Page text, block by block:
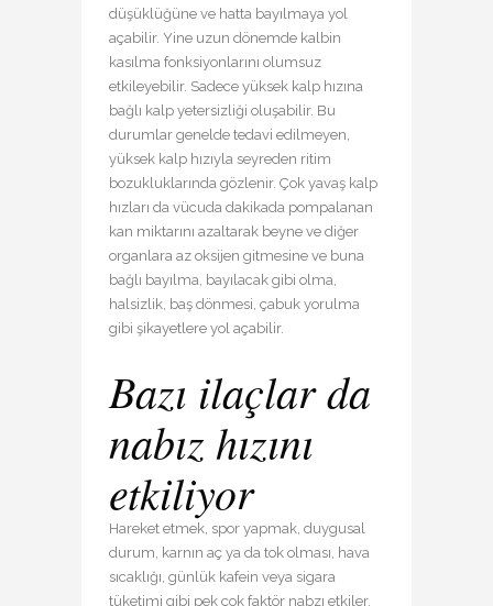
düşüklüğüne ve hatta bayılmaya yol
açabilir. Yine uzun dönemde kalbin
kasılma fonksiyonlarını olumsuz
etkileyebilir. Sadece yüksek kalp hızına
bağlı kalp yetersizliği oluşabilir. Bu
durumlar genelde tedavi edilmeyen,
yüksek kalp hızıyla seyreden ritim
bozukluklarında gözlenir. Çok yavaş kalp
hızları da vücuda dakikada pompalanan
kan miktarını azaltarak beyne ve diğer
organlara az oksijen gitmesine ve buna
bağlı bayılma, bayılacak gibi olma,
halsizlik, baş dönmesi, çabuk yorulma
gibi şikayetlere yol açabilir.
Bazı ilaçlar da
nabız hızını
etkiliyor
Hareket etmek, spor yapmak, duygusal
durum, karnın aç ya da tok olması, hava
sıcaklığı, günlük kafein veya sigara
tüketimi gibi pek çok faktör nabzı etkiler.